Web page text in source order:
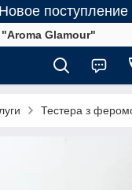
поступление
Glamour"
Тестера з